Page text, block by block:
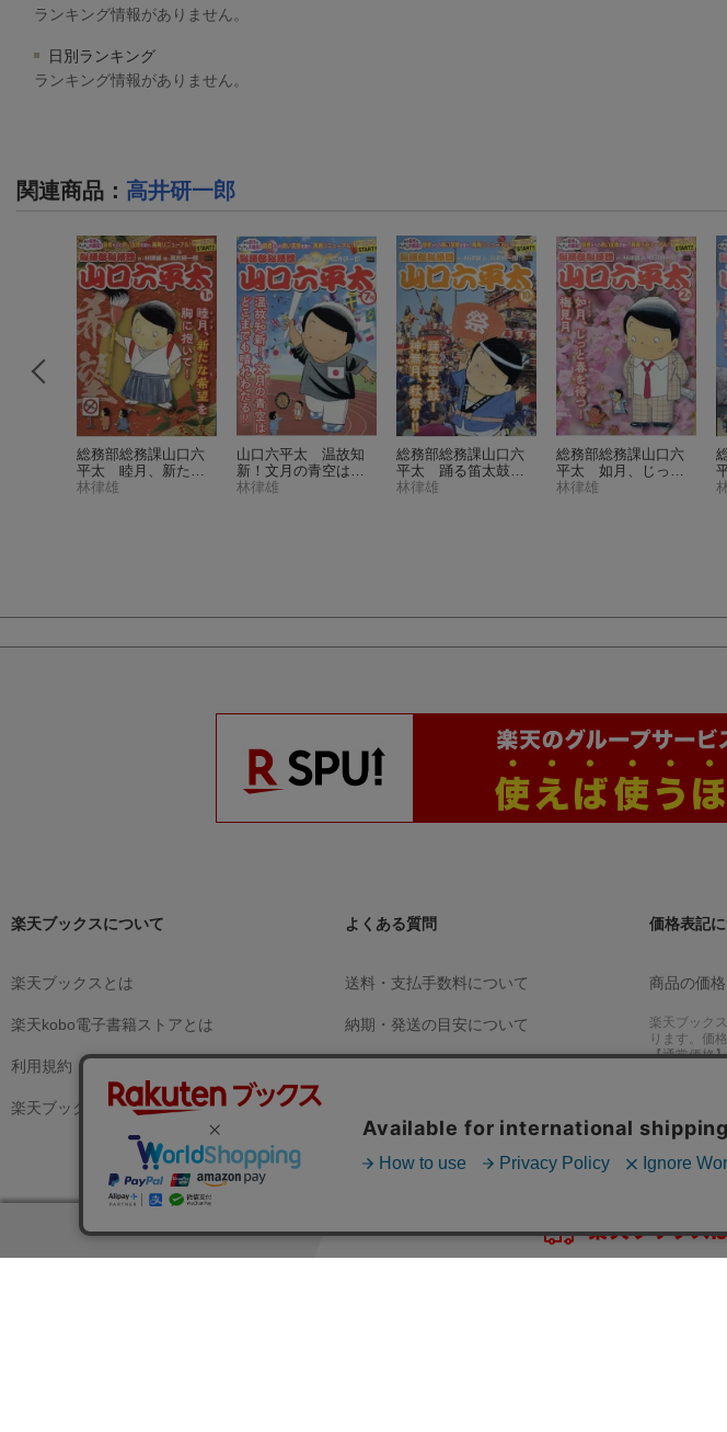
ランキング情報がありません。
日別ランキング
ランキング情報がありません。
関連商品 ： 高井研一郎
総務部総務課山口六
平太 睦月、新たな
希望を胸に抱いて！
林律雄
山口六平太 温故知
新！文月の青空は、
どこまでも晴れわた
林律雄
総務部総務課山口六
平太 踊る笛太鼓！
神無月、秋祭り！！
林律雄
総務部総務課山口六
平太 如月、じっと
春を待つ！梅見月
林律雄
楽天ブックスについて
楽天ブックスとは
楽天kobo電子書籍ストアとは
利用規約
楽天ブックスからのお知らせ
よくある質問
送料・支払手数料について
納期・発送の目安について
領収書の発行について
価格表記
商品の価
楽天ブック
ります。価
【通常価格
楽天ブッ
Androidア